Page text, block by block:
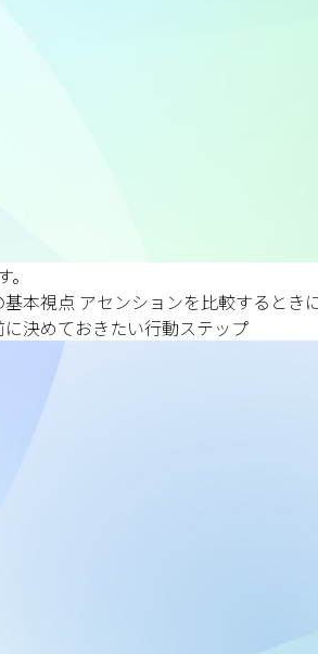
本視点 アセンションを比較すると
決めておきたい行動ステップ